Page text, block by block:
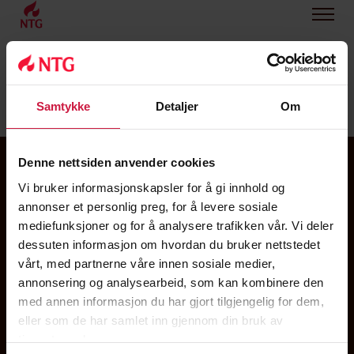
Samtykke Detaljer Om
Denne nettsiden anvender cookies
Vi bruker informasjonskapsler for å gi innhold og
annonser et personlig preg, for å levere sosiale
mediefunksjoner og for å analysere trafikken vår. Vi deler
dessuten informasjon om hvordan du bruker nettstedet
vårt, med partnerne våre innen sosiale medier,
annonsering og analysearbeid, som kan kombinere den
med annen informasjon du har gjort tilgjengelig for dem,
eller som de har samlet inn gjennom din bruk av
tjenestene deres.
Om NTG